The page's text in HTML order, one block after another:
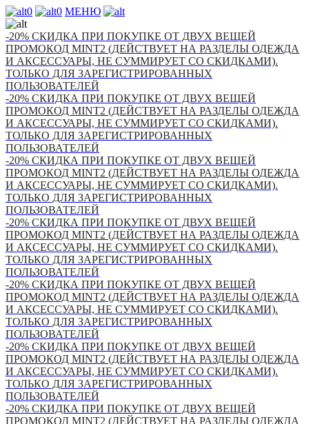
0 0 МЕНЮ
-20% СКИДКА ПРИ ПОКУПКЕ ОТ ДВУХ ВЕЩЕЙ
ПРОМОКОД MINT2 (ДЕЙСТВУЕТ НА РАЗДЕЛЫ ОДЕЖДА
И АКСЕССУАРЫ, НЕ СУММИРУЕТ СО СКИДКАМИ).
ТОЛЬКО ДЛЯ ЗАРЕГИСТРИРОВАННЫХ
ПОЛЬЗОВАТЕЛЕЙ
-20% СКИДКА ПРИ ПОКУПКЕ ОТ ДВУХ ВЕЩЕЙ
ПРОМОКОД MINT2 (ДЕЙСТВУЕТ НА РАЗДЕЛЫ ОДЕЖДА
И АКСЕССУАРЫ, НЕ СУММИРУЕТ СО СКИДКАМИ).
ТОЛЬКО ДЛЯ ЗАРЕГИСТРИРОВАННЫХ
ПОЛЬЗОВАТЕЛЕЙ
-20% СКИДКА ПРИ ПОКУПКЕ ОТ ДВУХ ВЕЩЕЙ
ПРОМОКОД MINT2 (ДЕЙСТВУЕТ НА РАЗДЕЛЫ ОДЕЖДА
И АКСЕССУАРЫ, НЕ СУММИРУЕТ СО СКИДКАМИ).
ТОЛЬКО ДЛЯ ЗАРЕГИСТРИРОВАННЫХ
ПОЛЬЗОВАТЕЛЕЙ
-20% СКИДКА ПРИ ПОКУПКЕ ОТ ДВУХ ВЕЩЕЙ
ПРОМОКОД MINT2 (ДЕЙСТВУЕТ НА РАЗДЕЛЫ ОДЕЖДА
И АКСЕССУАРЫ, НЕ СУММИРУЕТ СО СКИДКАМИ).
ТОЛЬКО ДЛЯ ЗАРЕГИСТРИРОВАННЫХ
ПОЛЬЗОВАТЕЛЕЙ
-20% СКИДКА ПРИ ПОКУПКЕ ОТ ДВУХ ВЕЩЕЙ
ПРОМОКОД MINT2 (ДЕЙСТВУЕТ НА РАЗДЕЛЫ ОДЕЖДА
И АКСЕССУАРЫ, НЕ СУММИРУЕТ СО СКИДКАМИ).
ТОЛЬКО ДЛЯ ЗАРЕГИСТРИРОВАННЫХ
ПОЛЬЗОВАТЕЛЕЙ
-20% СКИДКА ПРИ ПОКУПКЕ ОТ ДВУХ ВЕЩЕЙ
ПРОМОКОД MINT2 (ДЕЙСТВУЕТ НА РАЗДЕЛЫ ОДЕЖДА
И АКСЕССУАРЫ, НЕ СУММИРУЕТ СО СКИДКАМИ).
ТОЛЬКО ДЛЯ ЗАРЕГИСТРИРОВАННЫХ
ПОЛЬЗОВАТЕЛЕЙ
-20% СКИДКА ПРИ ПОКУПКЕ ОТ ДВУХ ВЕЩЕЙ
ПРОМОКОД MINT2 (ДЕЙСТВУЕТ НА РАЗДЕЛЫ ОДЕЖДА